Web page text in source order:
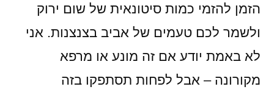
הזמן להזמי כמות סיטונאית של שום ירוק
ולשמר לכם טעמים של אביב בצנצנות. אני
לא באמת יודע אם זה מונע או מרפא
מקורונה – אבל לפחות תסתפקו בזה